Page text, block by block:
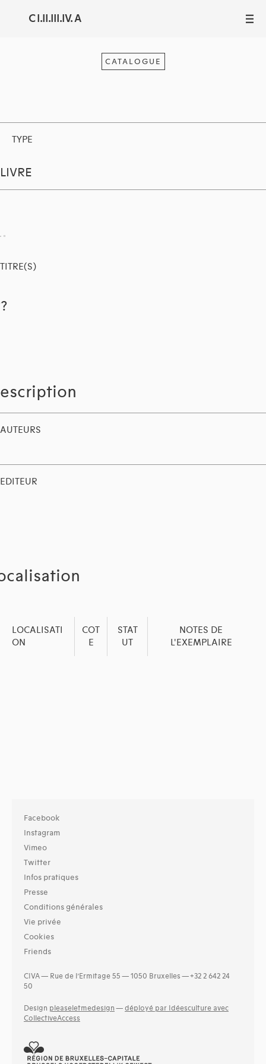
C I.II.III.IV. A III
CATALOGUE
TYPE
LIVRE
TITRE(S)
AUTEURS
EDITEUR
LOCALISATI
ON
COT
E
STAT
UT
NOTES DE
L'EXEMPLAIRE
Facebook
Instagram
Vimeo
Twitter
Infos pratiques
Presse
Conditions générales
Vie privée
Cookies
Friends
CIVA — Rue de l’Ermitage 55 — 1050 Bruxelles — +32 2 642 24
50
Design pleaseletmedesign — déployé par Idéesculture avec
CollectiveAccess